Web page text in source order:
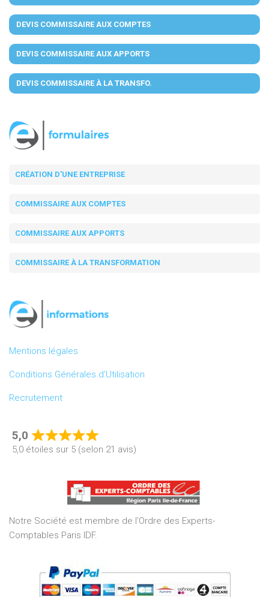
DEVIS COMMISSAIRE AUX COMPTES
DEVIS COMMISSAIRE AUX APPORTS
DEVIS COMMISSAIRE À LA TRANSFO.
CRÉATION D'UNE ENTREPRISE
COMMISSAIRE AUX COMPTES
COMMISSAIRE AUX APPORTS
COMMISSAIRE À LA TRANSFORMATION
Mentions légales
Conditions Générales d’Utilisation
Recrutement
5,0
Rated
of
5
5,0 étoiles sur 5 (selon 21 avis)
Notre Société est membre de l’Ordre des Experts-
Comptables Paris IDF.